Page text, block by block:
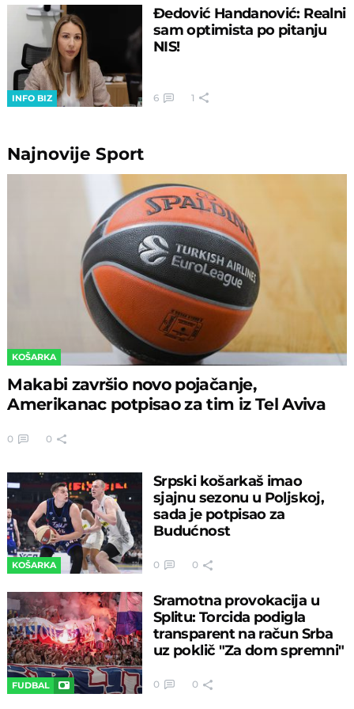
INFO BIZ
Đedović Handanović: Realni
sam optimista po pitanju
NIS!
6 1
NajnovijeSport
KOŠARKA
Makabi završio novo pojačanje,
Amerikanac potpisao za tim iz Tel Aviva
0 0
KOŠARKA
Srpski košarkaš imao
sjajnu sezonu u Poljskoj,
sada je potpisao za
Budućnost
0 0
FUDBAL
Sramotna provokacija u
Splitu: Torcida podigla
transparent na račun Srba
uz poklič "Za dom spremni"
0 0